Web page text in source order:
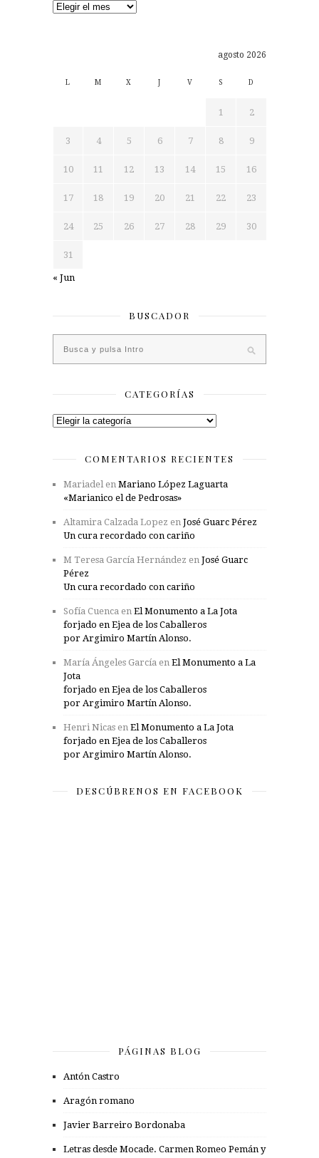
Archivos
agosto 2026
L M X V S D
1 2
3 4 5 6 7 8 9
10 11 12 13 14 15 16
17 18 19 20 21 22 23
24 25 26 27 28 29 30
31
« Jun
BUSCADOR
CATEGORÍAS
Categorías
COMENTARIOS RECIENTES
Mariadelen Mariano López Laguarta
«Marianico el de Pedrosas»
Altamira Calzada Lopez en José Guarc Pérez
Un cura recordado con cariño
M Teresa García Hernández en José Guarc
Pérez
Un cura recordado con cariño
Sofía Cuenca en El Monumento a La Jota
forjado en Ejea de los Caballeros
por Argimiro Martín Alonso.
María Ángeles García en El Monumento a La
Jota
forjado en Ejea de los Caballeros
por Argimiro Martín Alonso.
Henri Nicas en El Monumento a La Jota
forjado en Ejea de los Caballeros
por Argimiro Martín Alonso.
DESCÚBRENOS EN FACEBOOK
PÁGINAS BLOG
Antón Castro
Aragón romano
Javier Barreiro Bordonaba
Letras desde Mocade. Carmen Romeo Pemán y